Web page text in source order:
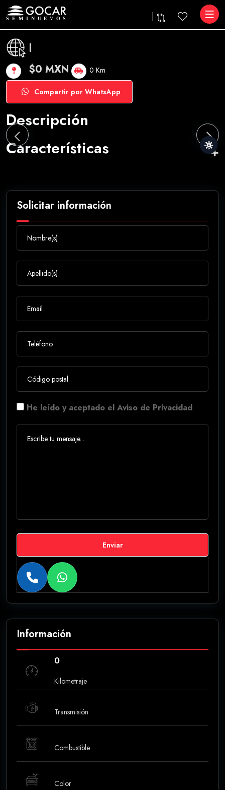
|
$0 MXN 0 Km
Compartir por WhatsApp
Descripción
Características
Solicitar información
He leído y aceptado el Aviso de Privacidad
Enviar
Información
0
Kilometraje
Transmisión
Combustible
Color